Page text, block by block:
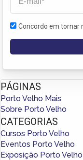
Concordo em tornar
PÁGINAS
Porto Velho Mais
Sobre Porto Velho
CATEGORIAS
Cursos Porto Velho
Eventos Porto Velho
Exposição Porto Velho